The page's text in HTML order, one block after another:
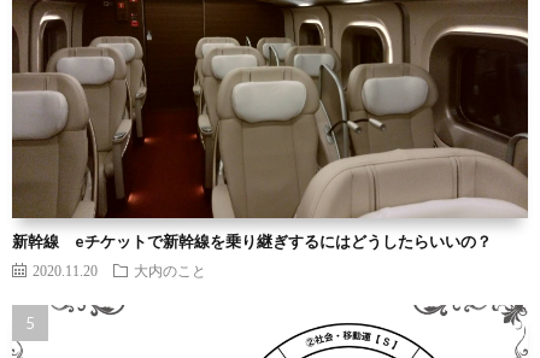
新幹線 eチケットで新幹線を乗り継ぎするにはどうしたらいいの？
2020.11.20 大内のこと